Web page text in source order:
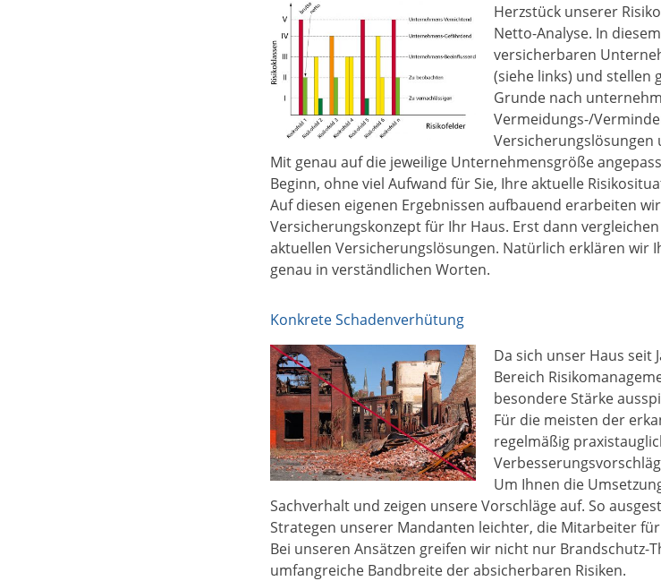
Herzstück unserer
Netto-Analyse. In
versicherbaren
(siehe links) und stellen
Grunde nach
Vermeidungs-/
Mit genau auf die jeweilige Unternehmensgröße
Beginn, ohne viel Aufwand für Sie, Ihre aktuelle
Auf diesen eigenen Ergebnissen aufbauend erarbeiten
Versicherungskonzept für Ihr Haus. Erst dann
aktuellen Versicherungslösungen. Natürlich erklären wir
genau in verständlichen Worten.
Konkrete Schadenverhütung
Da sich unser Haus seit
Bereich
besondere Stärke
Für die meisten der
regelmäßig
Um Ihnen die
Sachverhalt und zeigen unsere Vorschläge auf. So
Strategen unserer Mandanten leichter, die Mitarbeiter für
Bei unseren Ansätzen greifen wir nicht nur
umfangreiche Bandbreite der absicherbaren Risiken.